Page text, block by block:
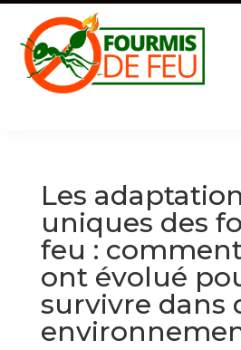
Les
uniques des
feu :
ont évolué
survivre dans